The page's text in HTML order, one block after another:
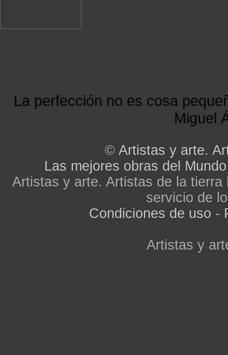
La perfección no es cosa
Miguel
© Artistas y arte.
Las mejores obras del Mundo
Artistas y arte. Artistas de la
servicio de
Condiciones de uso -
Artistas y